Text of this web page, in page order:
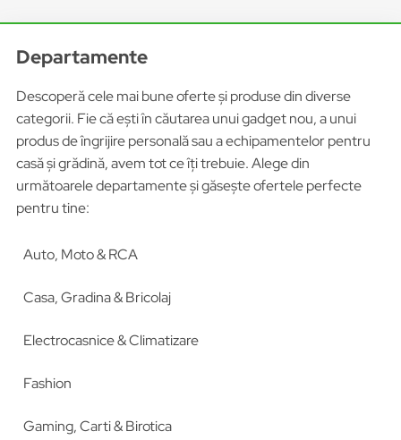
Departamente
Descoperă cele mai bune oferte și produse din diverse
categorii. Fie că ești în căutarea unui gadget nou, a unui
produs de îngrijire personală sau a echipamentelor pentru
casă și grădină, avem tot ce îți trebuie. Alege din
următoarele departamente și găsește ofertele perfecte
pentru tine:
Auto, Moto & RCA
Casa, Gradina & Bricolaj
Electrocasnice & Climatizare
Fashion
Gaming, Carti & Birotica